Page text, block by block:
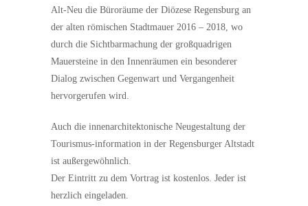
Alt-Neu die Büroräume der Diözese Regensburg an
der alten römischen Stadtmauer 2016 – 2018, wo
durch die Sichtbarmachung der großquadrigen
Mauersteine in den Innenräumen ein besonderer
Dialog zwischen Gegenwart und Vergangenheit
hervorgerufen wird.
Auch die innenarchitektonische Neugestaltung der
Tourismus-information in der Regensburger Altstadt
ist außergewöhnlich.
Der Eintritt zu dem Vortrag ist kostenlos. Jeder ist
herzlich eingeladen.